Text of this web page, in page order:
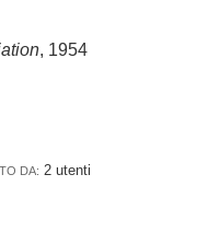
, 1954
DA: 2 utenti